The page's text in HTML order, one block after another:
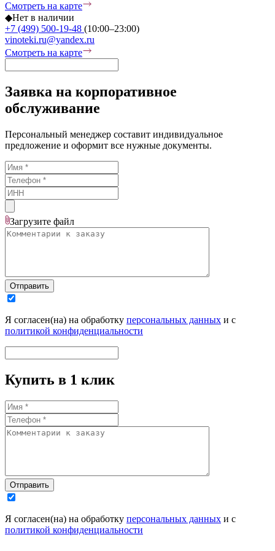
Смотреть на карте
◆Нет в наличии
+7 (499) 500-19-48 (10:00–23:00)
vinoteki.ru@yandex.ru
Смотреть на карте
Заявка на корпоративное
обслуживание
Персональный менеджер составит индивидуальное
предложение и оформит все нужные документы.
Загрузите файл
Отправить
Я согласен(на) на обработку персональных данных и с
политикой конфиденциальности
Купить в 1 клик
Отправить
Я согласен(на) на обработку персональных данных и с
политикой конфиденциальности